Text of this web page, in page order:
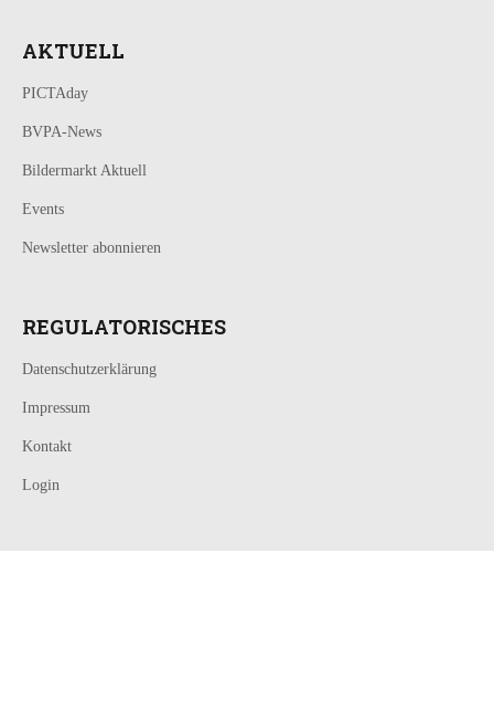
AKTUELL
PICTAday
BVPA-News
Bildermarkt Aktuell
Events
Newsletter abonnieren
REGULATORISCHES
Datenschutzerklärung
Impressum
Kontakt
Login